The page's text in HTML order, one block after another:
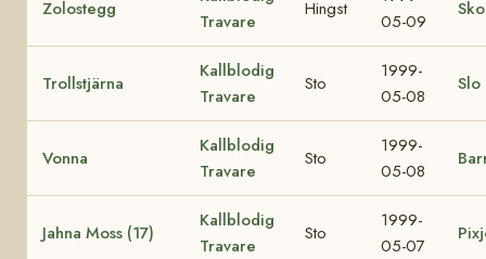
Zolostegg
Travare
Hingst
05-09
Trollstjärna
Kallblodig
Travare
Sto
1999-
05-08
Slo
Vonna
Kallblodig
Travare
Sto
1999-
05-08
Jahna Moss (17)
Kallblodig
Travare
Sto
1999-
05-07